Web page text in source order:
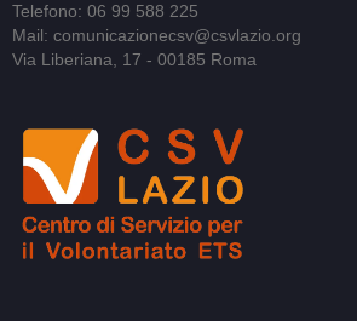
Telefono: 06 99 588 225
Mail: comunicazionecsv@csvlazio.org
Via Liberiana, 17 - 00185 Roma